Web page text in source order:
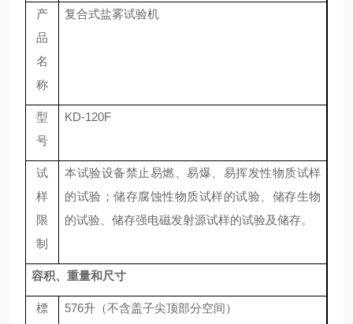
产
品
名
称
复合式盐雾试验机
型
号
KD-120F
试
样
限
制
本试验设备禁止易燃、易爆、易挥发性物质试样
的试验；储存腐蚀性物质试样的试验、储存生物
的试验、储存强电磁发射源试样的试验及储存。
容积、重量和尺寸
標
576升 （不含盖子尖顶部分空间）